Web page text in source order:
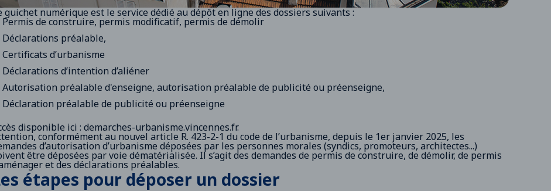
guichet numérique est le service dédié au dépôt en ligne des dossiers suivants :
Permis de construire, permis modificatif, permis de démolir
Déclarations préalable,
Certificats d’urbanisme
Déclarations d’intention d’aliéner
Autorisation préalable d'enseigne, autorisation préalable de publicité ou préenseigne,
Déclaration préalable de publicité ou préenseigne
disponible ici : demarches-urbanisme.vincennes.fr.
conformément au nouvel article R. 423-2-1 du code de l’urbanisme, depuis le 1er janvier 2025, les
d’autorisation d’urbanisme déposées par les personnes morales (syndics, promoteurs, architectes...)
être déposées par voie dématérialisée. Il s’agit des demandes de permis de construire, de démolir, de permis
et des déclarations préalables.
étapes pour déposer un dossier